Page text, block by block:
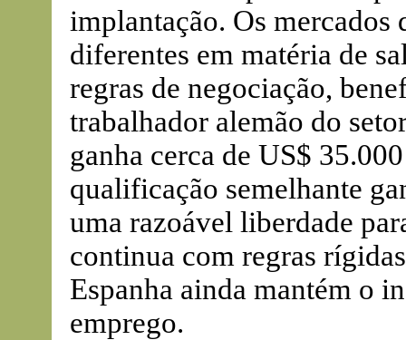
implantação. Os mercados
diferentes em matéria de
regras de negociação,
trabalhador alemão do
ganha cerca de US$
qualificação semelhante
uma razoável liberdade
continua com regras
Espanha ainda mantém o
emprego.